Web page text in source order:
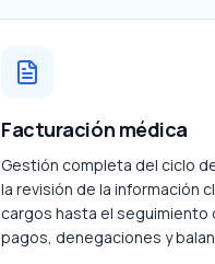
Facturación médica
Gestión completa del ciclo
la revisión de la información
cargos hasta el seguimiento
pagos, denegaciones y